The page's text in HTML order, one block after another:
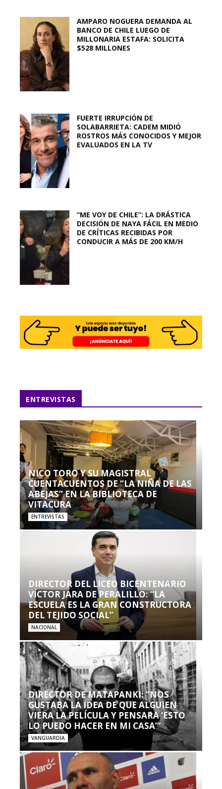
AMPARO NOGUERA DEMANDA AL
BANCO DE CHILE LUEGO DE
MILLONARIA ESTAFA: SOLICITA
$528 MILLONES
FUERTE IRRUPCIÓN DE
SOLABARRIETA: CADEM MIDIÓ
ROSTROS MÁS CONOCIDOS Y MEJOR
EVALUADOS EN LA TV
“ME VOY DE CHILE”: LA DRÁSTICA
DECISIÓN DE NAYA FÁCIL EN MEDIO
DE CRÍTICAS RECIBIDAS POR
CONDUCIR A MÁS DE 200 KM/H
ENTREVISTAS
NICO TORO Y SU MAGISTRAL
CUENTACUENTOS DE “LA NIÑA DE LAS
ABEJAS” EN LA BIBLIOTECA DE
VITACURA
ENTREVISTAS
DIRECTOR DEL LICEO BICENTENARIO
VÍCTOR JARA DE PERALILLO: “LA
ESCUELA ES LA GRAN CONSTRUCTORA
DEL TEJIDO SOCIAL”
NACIONAL
DIRECTOR DE MATAPANKI: “NOS
GUSTABA LA IDEA DE QUE ALGUIEN
VIERA LA PELÍCULA Y PENSARA ‘ESTO
LO PUEDO HACER EN MI CASA’”
VANGUARDIA